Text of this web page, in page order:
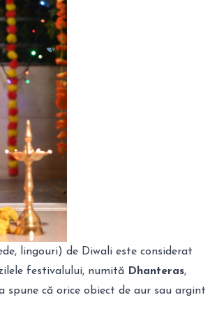
lingouri) de Diwali este considerat
festivalului, numită Dhanteras,
că orice obiect de aur sau argint